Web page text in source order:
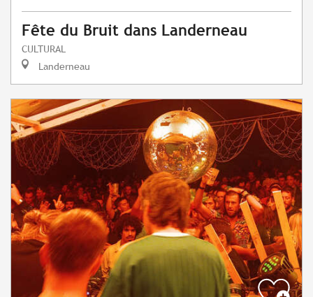
Fête du Bruit dans Landerneau
CULTURAL
Landerneau